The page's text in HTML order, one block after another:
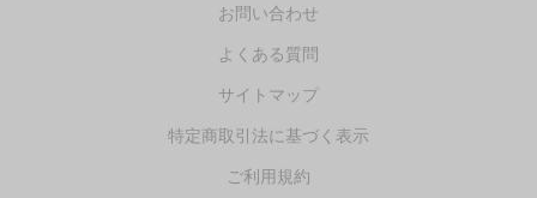
お問い合わせ
よくある質問
サイトマップ
特定商取引法に基づく表示
ご利用規約